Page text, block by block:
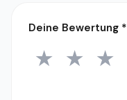
Deine Bewertung *
1 Stern
★ 2
★ 3
★